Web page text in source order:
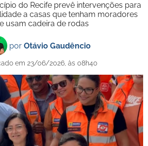
do Recife prevê intervenções para
a casas que tenham moradores
usam cadeira de rodas
por Otávio Gaudêncio
em 23/06/2026, às 08h40